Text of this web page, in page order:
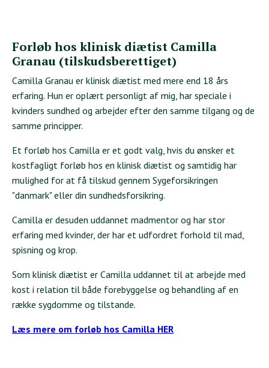
Forløb hos klinisk diætist Camilla
Granau (tilskudsberettiget)
Camilla Granau er klinisk diætist med mere end 18 års
erfaring. Hun er oplært personligt af mig, har speciale i
kvinders sundhed og arbejder efter den samme tilgang og de
samme principper.
Et forløb hos Camilla er et godt valg, hvis du ønsker et
kostfagligt forløb hos en klinisk diætist og samtidig har
mulighed for at få tilskud gennem Sygeforsikringen
"danmark" eller din sundhedsforsikring.
Camilla er desuden uddannet madmentor og har stor
erfaring med kvinder, der har et udfordret forhold til mad,
spisning og krop.
Som klinisk diætist er Camilla uddannet til at arbejde med
kost i relation til både forebyggelse og behandling af en
række sygdomme og tilstande.
Læs mere om forløb hos Camilla HER